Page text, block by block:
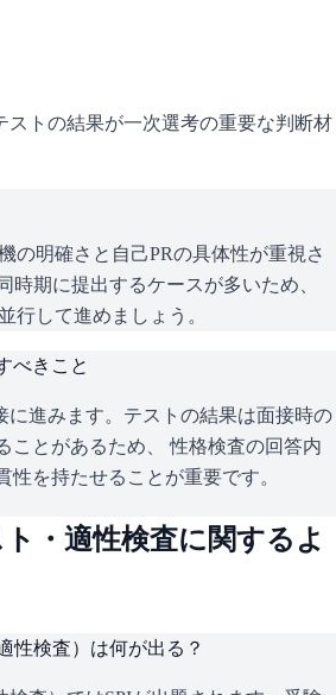
ストの結果が一次選考の重要な判断材
の明確さと自己PRの具体性が重視さ
時期に提出するケースが多いため、
行して進めましょう。
べきこと
に進みます。テストの結果は面接時の
ことがあるため、 性格検査の回答内
性を持たせることが重要です。
・適性検査に関するよ
性検査）は何が出る？